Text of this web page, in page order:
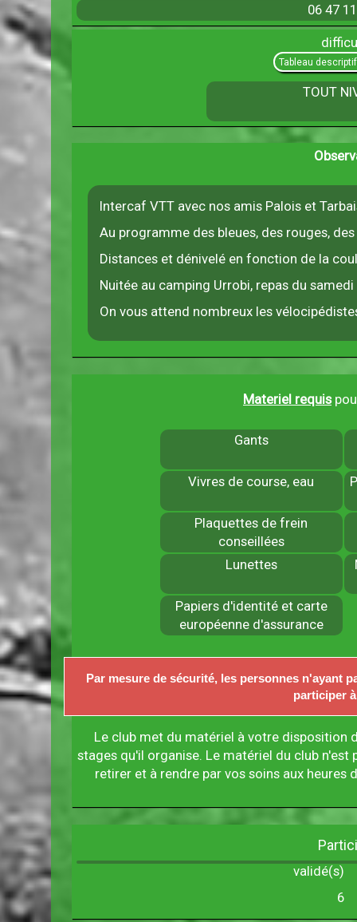
06 47
Tableau
TOUT
Intercaf VTT avec nos amis Palois et
Au programme des bleues, des rouges,
Distances et dénivelé en fonction de la
Nuitée au camping Urrobi, repas du
On vous attend nombreux les
Materiel requis
Gants
Vivres de course, eau
Plaquettes de frein
conseillées
Lunettes
Papiers d'identité et carte
européenne d'assurance
Par mesure de sécurité, les personnes n'ayant
participer
Le club met du matériel à votre disposition
stages qu'il organise. Le matériel du club n'est
retirer et à rendre par vos soins aux heures
validé(s)
6